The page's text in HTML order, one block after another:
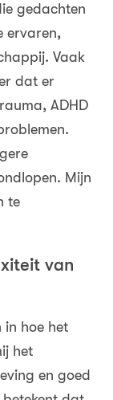
gedachten
ervaren,
Vaak
dat er
ADHD
Mijn
te
van
in hoe het
het
en goed